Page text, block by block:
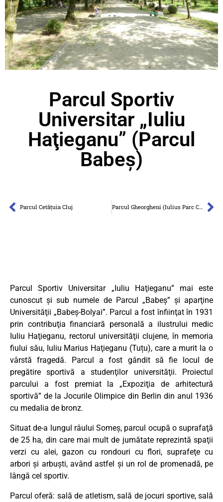
Parcul Sportiv
Universitar „Iuliu
Haţieganu” (Parcul
Babeș)
Parcul Cetăţuia Cluj Parcul Gheorgheni (Iulius Parc Cluj)
Parcul Sportiv Universitar „Iuliu Haţieganu” mai este
cunoscut şi sub numele de Parcul „Babeş” şi aparţine
Universităţii „Babeş-Bolyai”. Parcul a fost înfiinţat în 1931
prin contribuţia financiară personală a ilustrului medic
Iuliu Haţieganu, rectorul universităţii clujene, în memoria
fiului său, Iuliu Marius Haţieganu (Tuțu), care a murit la o
vârstă fragedă. Parcul a fost gândit să fie locul de
pregătire sportivă a studenţilor universităţii. Proiectul
parcului a fost premiat la „Expoziţia de arhitectură
sportivă” de la Jocurile Olimpice din Berlin din anul 1936
cu medalia de bronz.
Situat de-a lungul râului Someş, parcul ocupă o suprafaţă
de 25 ha, din care mai mult de jumătate reprezintă spaţii
verzi cu alei, gazon cu rondouri cu flori, suprafeţe cu
arbori şi arbuşti, având astfel şi un rol de promenadă, pe
lângă cel sportiv.
Parcul oferă: sală de atletism, sală de jocuri sportive, sală